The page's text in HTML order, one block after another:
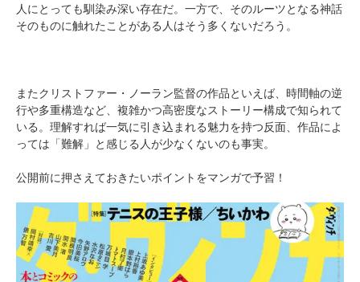
人にとっても馴染み深い存在だ。一方で、そのルーツとなる神話
そのものに触れたことがある人はそう多くないだろう。
またクリストファー・ノーラン監督の作品といえば、時間軸の逆
行や多重構造など、複雑かつ高密度なストーリー構成で知られて
いる。理解すれば一気に引き込まれる魅力を持つ反面、作品によ
っては「難解」と感じる人が少なくないのも事実。
公開前に押さえておきたいポイントをマンガで予習！